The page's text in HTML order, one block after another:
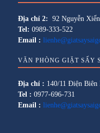
Địa chỉ 2: 92 Nguyễn
Tel: 0989-333-522
Email :
VĂN PHÒNG GIẶT SẤY
Địa chỉ : 140/11 Điện Biên
Tel : 0977-696-731
Email :